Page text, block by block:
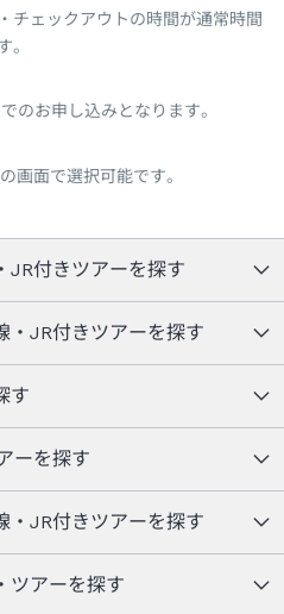
チェックアウトの時間が通常時間
。
のお申し込みとなります。
画面で選択可能です。
JR付きツアーを探す
・JR付きツアーを探す
す
ーを探す
・JR付きツアーを探す
ツアーを探す